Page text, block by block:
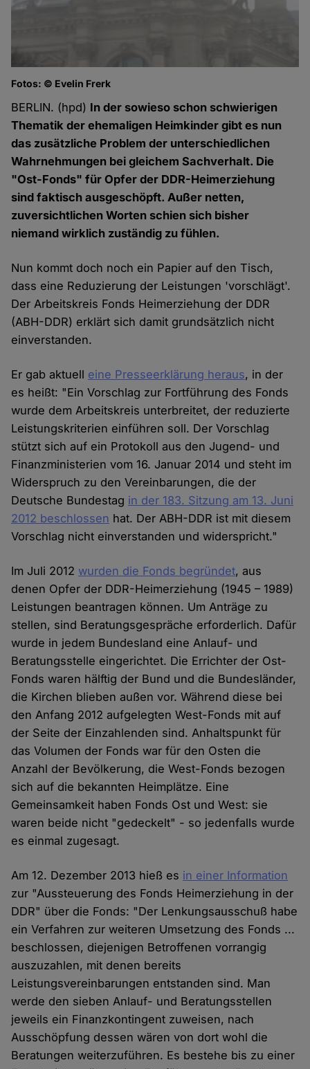
Fotos: © Evelin Frerk
BERLIN. (hpd) In der sowieso schon schwierigen
Thematik der ehemaligen Heimkinder gibt es nun
das zusätzliche Problem der unterschiedlichen
Wahrnehmungen bei gleichem Sachverhalt. Die
"Ost-Fonds" für Opfer der DDR-Heimerziehung
sind faktisch ausgeschöpft. Außer netten,
zuversichtlichen Worten schien sich bisher
niemand wirklich zuständig zu fühlen.
Nun kommt doch noch ein Papier auf den Tisch,
dass eine Reduzierung der Leistungen 'vorschlägt'.
Der Arbeitskreis Fonds Heimerziehung der DDR
(ABH-DDR) erklärt sich damit grundsätzlich nicht
einverstanden.
Er gab aktuell eine Presseerklärung heraus, in der
es heißt: "Ein Vorschlag zur Fortführung des Fonds
wurde dem Arbeitskreis unterbreitet, der reduzierte
Leistungskriterien einführen soll. Der Vorschlag
stützt sich auf ein Protokoll aus den Jugend- und
Finanzministerien vom 16. Januar 2014 und steht im
Widerspruch zu den Vereinbarungen, die der
Deutsche Bundestag in der 183. Sitzung am 13. Juni
2012 beschlossen hat. Der ABH-DDR ist mit diesem
Vorschlag nicht einverstanden und widerspricht."
Im Juli 2012 wurden die Fonds begründet, aus
denen Opfer der DDR-Heimerziehung (1945 – 1989)
Leistungen beantragen können. Um Anträge zu
stellen, sind Beratungsgespräche erforderlich. Dafür
wurde in jedem Bundesland eine Anlauf- und
Beratungsstelle eingerichtet. Die Errichter der Ost-
Fonds waren hälftig der Bund und die Bundesländer,
die Kirchen blieben außen vor. Während diese bei
den Anfang 2012 aufgelegten West-Fonds mit auf
der Seite der Einzahlenden sind. Anhaltspunkt für
das Volumen der Fonds war für den Osten die
Anzahl der Bevölkerung, die West-Fonds bezogen
sich auf die bekannten Heimplätze. Eine
Gemeinsamkeit haben Fonds Ost und West: sie
waren beide nicht "gedeckelt" - so jedenfalls wurde
es einmal zugesagt.
Am 12. Dezember 2013 hieß es in einer Information
zur "Aussteuerung des Fonds Heimerziehung in der
DDR" über die Fonds: "Der Lenkungsausschuß habe
ein Verfahren zur weiteren Umsetzung des Fonds ...
beschlossen, diejenigen Betroffenen vorrangig
auszuzahlen, mit denen bereits
Leistungsvereinbarungen entstanden sind. Man
werde den sieben Anlauf- und Beratungsstellen
jeweils ein Finanzkontingent zuweisen, nach
Ausschöpfung dessen wären von dort wohl die
Beratungen weiterzuführen. Es bestehe bis zu einer